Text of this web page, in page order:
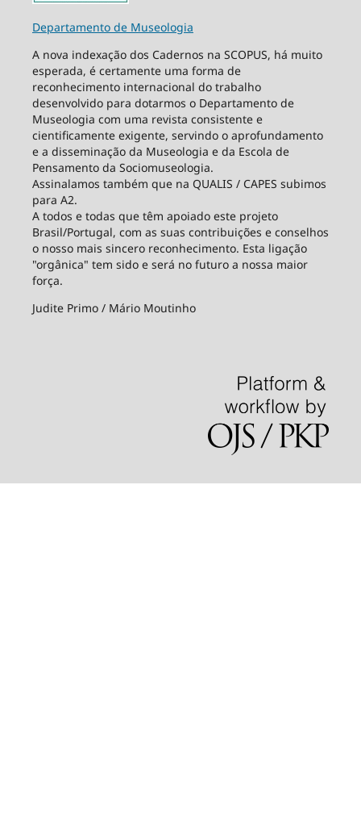
Departamento de Museologia
A nova indexação dos Cadernos na SCOPUS, há muito
esperada, é certamente uma forma de
reconhecimento internacional do trabalho
desenvolvido para dotarmos o Departamento de
Museologia com uma revista consistente e
cientificamente exigente, servindo o aprofundamento
e a disseminação da Museologia e da Escola de
Pensamento da Sociomuseologia.
Assinalamos também que na QUALIS / CAPES subimos
para A2.
A todos e todas que têm apoiado este projeto
Brasil/Portugal, com as suas contribuições e conselhos
o nosso mais sincero reconhecimento. Esta ligação
"orgânica" tem sido e será no futuro a nossa maior
força.
Judite Primo / Mário Moutinho